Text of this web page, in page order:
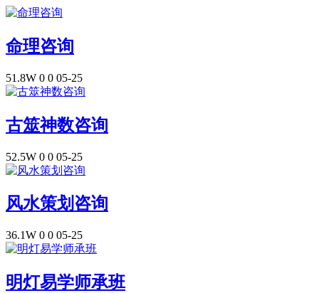
命理咨询
51.8W 0 0 05-25
古筮神数咨询
52.5W 0 0 05-25
风水策划咨询
36.1W 0 0 05-25
明灯易学师承班